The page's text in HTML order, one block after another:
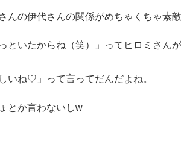
んの伊代さんの関係がめちゃくちゃ素敵
といたからね（笑）」ってヒロミさん
いね♡」って言ってだんだよね。
とか言わないしw